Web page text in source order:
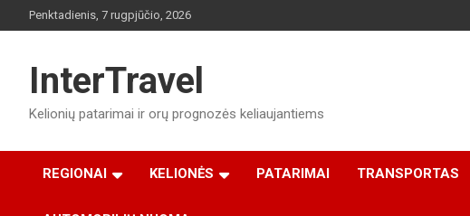
to
Penktadienis, 7 rugpjūčio, 2026
InterTravel
Kelionių patarimai ir orų prognozės keliaujantiems
REGIONAI KELIONĖS PATARIMAI TRANSPORTAS